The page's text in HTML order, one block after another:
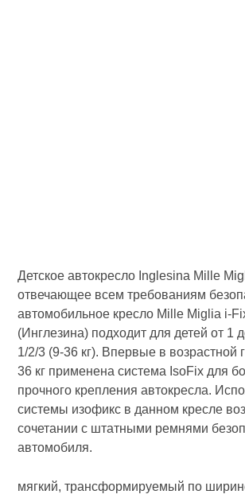
Детское автокресло Inglesina Mille
отвечающее всем требованиям
автомобильное кресло Mille Miglia i-
(Инглезина) подходит для детей от 1
1/2/3 (9-36 кг). Впервые в возрастной
36 кг применена система IsoFix для
прочного крепления автокресла.
системы изофикс в данном кресле
сочетании с штатными ремнями
автомобиля.
мягкий, трансформируемый по